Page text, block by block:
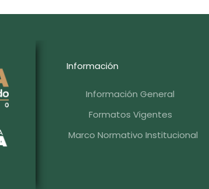
Información
Información General
Formatos Vigentes
Marco Normativo Institucional